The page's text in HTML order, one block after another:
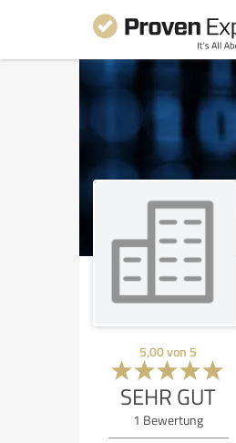
5,00von 5
SEHR GUT
1 Bewertung